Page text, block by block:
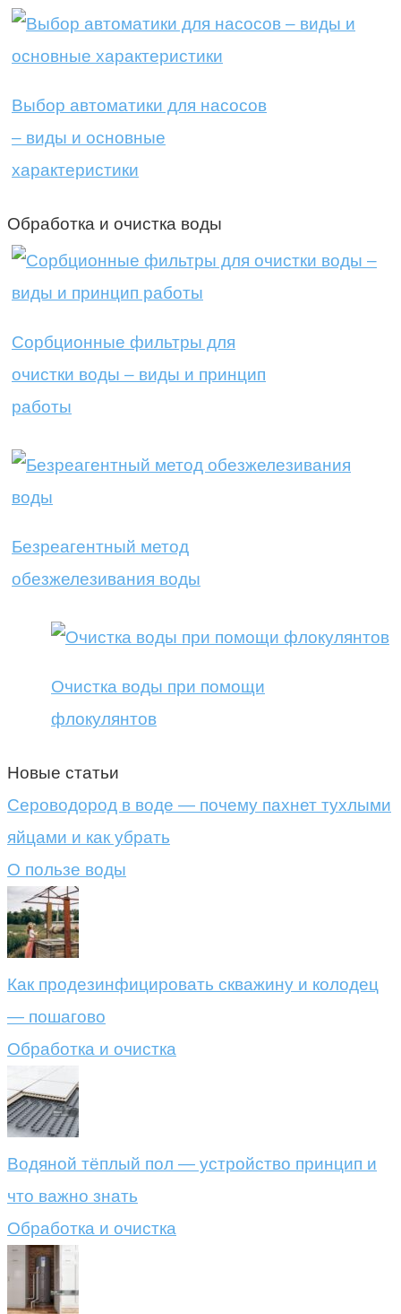
Выбор автоматики для насосов
– виды и основные
характеристики
Обработка и очистка воды
Сорбционные фильтры для
очистки воды – виды и принцип
работы
Безреагентный метод
обезжелезивания воды
Очистка воды при помощи
флокулянтов
Новые статьи
Сероводород в воде — почему пахнет тухлыми
яйцами и как убрать
О пользе воды
Как продезинфицировать скважину и колодец
— пошагово
Обработка и очистка
Водяной тёплый пол — устройство принцип и
что важно знать
Обработка и очистка